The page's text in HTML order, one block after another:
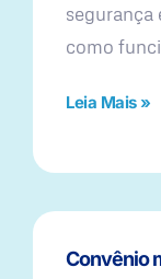
segurança
como
Leia Mais »
Convênio